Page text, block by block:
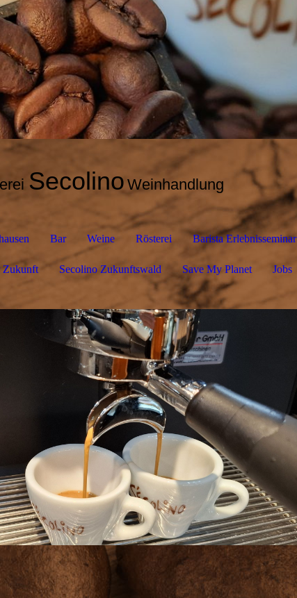
Secolino Weinhandlung
Bar Weine Rösterei Barista Erlebnisseminar
Zukunft Secolino Zukunftswald Save My Planet Jobs